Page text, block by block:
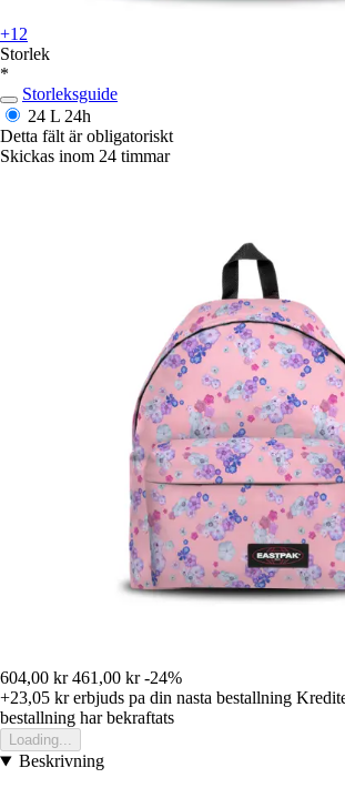
+12
Storlek
*
Storleksguide
24 L 24h
Detta fält är obligatoriskt
Skickas inom 24 timmar
604,00 kr 461,00 kr -24%
+23,05 krerbjuds pa din nasta bestallning
bestallning har bekraftats
Loading...
Beskrivning